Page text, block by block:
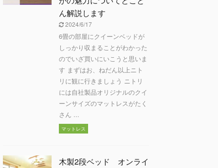
ん解説します
2024/6/17
6畳の部屋にクイーンベッドが
しっかり収まることがわかった
のでいざ買いにいこうと思いま
す まずはお、ねだん以上ニト
リに観に行きましょう ニトリ
には自社製品オリジナルのクイ
ーンサイズのマットレスがたく
さん ...
マットレス
木製2段ベッド オンライ